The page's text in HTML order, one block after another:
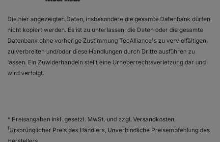
DAEWOO NUBIRA (J100) 1.6 16V
DAEWOO NUBIRA (J100) 2.0 CDX
Die hier angezeigten Daten, insbesondere die gesamte Datenbank dürfen
nicht kopiert werden. Es ist zu unterlassen, die Daten oder die gesamte
Datenbank ohne vorherige Zustimmung TecAlliance's zu vervielfältigen,
zu verbreiten und/oder diese Handlungen durch Dritte ausführen zu
lassen. Ein Zuwiderhandeln stellt eine Urheberrechtsverletzung dar und
wird verfolgt.
* Preisangaben inkl. gesetzl. MwSt. und zzgl. Versandkosten
1Ursprünglicher Preis des Händlers, Unverbindliche Preisempfehlung des